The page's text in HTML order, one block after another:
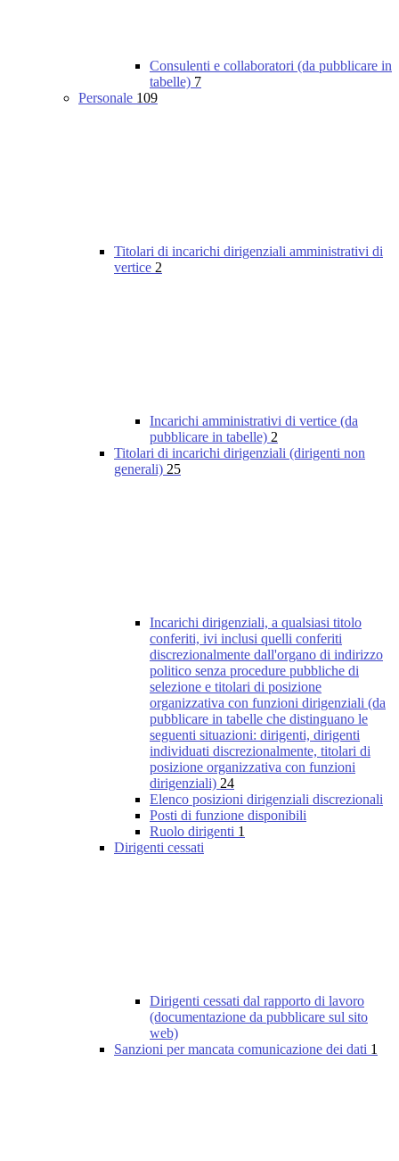
Consulenti e collaboratori (da pubblicare in
tabelle) 7
Personale 109
Titolari di incarichi dirigenziali amministrativi di
vertice 2
Incarichi amministrativi di vertice (da
pubblicare in tabelle) 2
Titolari di incarichi dirigenziali (dirigenti non
generali) 25
Incarichi dirigenziali, a qualsiasi titolo
conferiti, ivi inclusi quelli conferiti
discrezionalmente dall'organo di indirizzo
politico senza procedure pubbliche di
selezione e titolari di posizione
organizzativa con funzioni dirigenziali (da
pubblicare in tabelle che distinguano le
seguenti situazioni: dirigenti, dirigenti
individuati discrezionalmente, titolari di
posizione organizzativa con funzioni
dirigenziali) 24
Elenco posizioni dirigenziali discrezionali
Posti di funzione disponibili
Ruolo dirigenti 1
Dirigenti cessati
Dirigenti cessati dal rapporto di lavoro
(documentazione da pubblicare sul sito
web)
Sanzioni per mancata comunicazione dei dati 1